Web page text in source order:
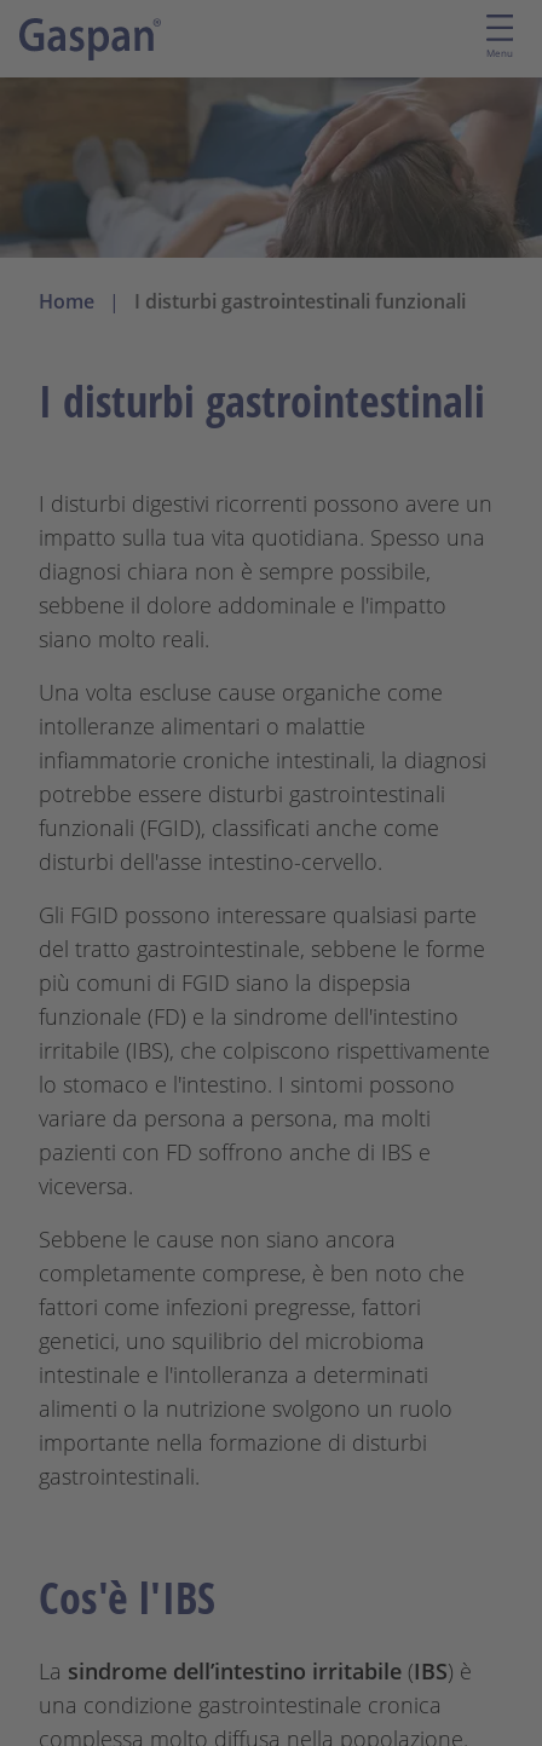
l
o
Menu
Home I disturbi gastrointestinali funzionali
I disturbi gastrointestinali
I disturbi digestivi ricorrenti possono avere un
impatto sulla tua vita quotidiana. Spesso una
diagnosi chiara non è sempre possibile,
sebbene il dolore addominale e l'impatto
siano molto reali.
Una volta escluse cause organiche come
intolleranze alimentari o malattie
infiammatorie croniche intestinali, la diagnosi
potrebbe essere disturbi gastrointestinali
funzionali (FGID), classificati anche come
disturbi dell'asse intestino-cervello.
Gli FGID possono interessare qualsiasi parte
del tratto gastrointestinale, sebbene le forme
più comuni di FGID siano la dispepsia
funzionale (FD) e la sindrome dell'intestino
irritabile (IBS), che colpiscono rispettivamente
lo stomaco e l'intestino. I sintomi possono
variare da persona a persona, ma molti
pazienti con FD soffrono anche di IBS e
viceversa.
Sebbene le cause non siano ancora
completamente comprese, è ben noto che
fattori come infezioni pregresse, fattori
genetici, uno squilibrio del microbioma
intestinale e l'intolleranza a determinati
alimenti o la nutrizione svolgono un ruolo
importante nella formazione di disturbi
gastrointestinali.
Cos'è l'IBS
La sindrome dell’intestino irritabile (IBS) è
una condizione gastrointestinale cronica
complessa molto diffusa nella popolazione.